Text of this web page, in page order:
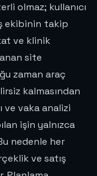
olmaz; kullanıcı
ekibinin takip
ve klinik
site
zaman araç
kalmasından
ve vaka analizi
işin yalnızca
nedenle her
ve satış